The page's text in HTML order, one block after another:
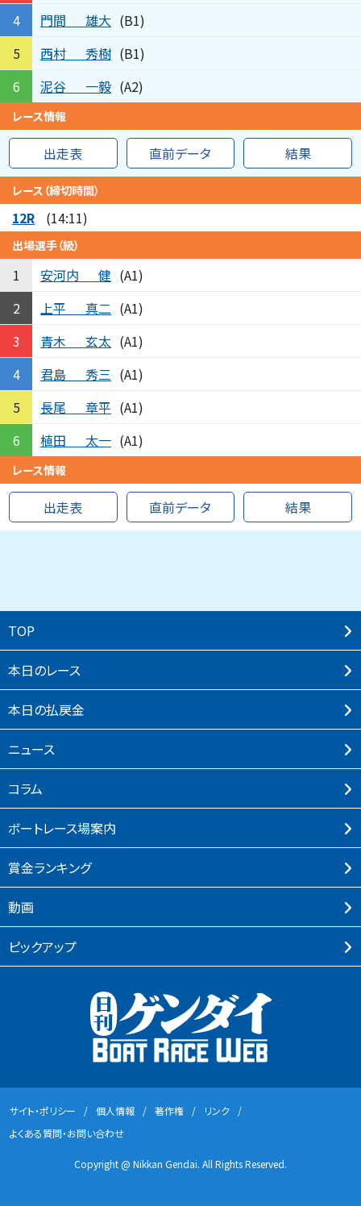
4
門間 雄大 (B1)
5
西村 秀樹 (B1)
6
泥谷 一毅 (A2)
レース情報
出走表 直前データ 結果
レース（締切時間）
12R (14:11)
出場選手（級）
1 安河内 健 (A1)
2
上平 真二 (A1)
3
青木 玄太 (A1)
4
君島 秀三 (A1)
5
長尾 章平 (A1)
6
植田 太一 (A1)
レース情報
出走表 直前データ 結果
TOP
本⽇のレース
本⽇の払戻⾦
ニュース
コラム
ボートレース場案内
賞⾦ランキング
動画
ピックアップ
サイト・ポリシー 個⼈情報 著作権
リンク
よくある質問・お問い合わせ
Copyright @ Nikkan Gendai. All Rights Reserved.